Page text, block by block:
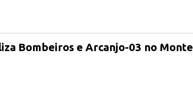
Bombeiros e Arcanjo-03 no Monte